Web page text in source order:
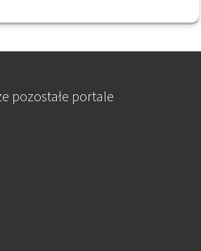
pozostałe portale